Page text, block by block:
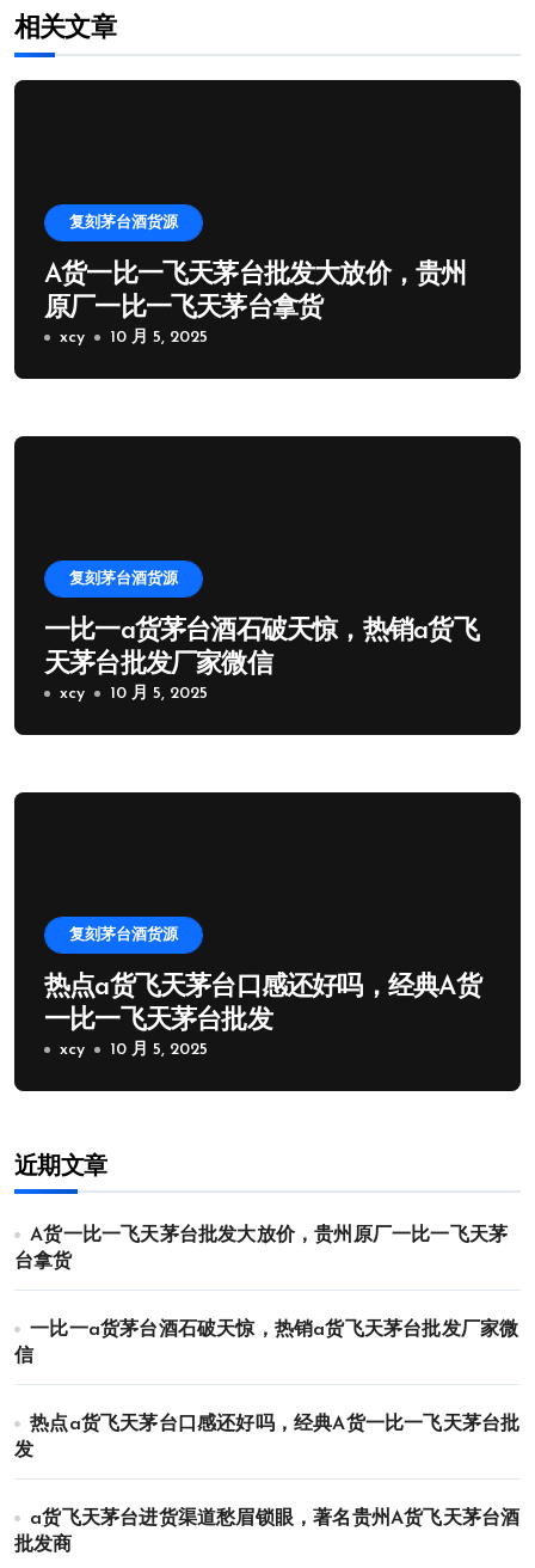
相关文章
复刻茅台酒货源
A货一比一飞天茅台批发大放价，贵州
原厂一比一飞天茅台拿货
xcy 10 月 5, 2025
复刻茅台酒货源
一比一a货茅台酒石破天惊，热销a货飞
天茅台批发厂家微信
xcy 10 月 5, 2025
复刻茅台酒货源
热点a货飞天茅台口感还好吗，经典A货
一比一飞天茅台批发
xcy 10 月 5, 2025
近期文章
A货一比一飞天茅台批发大放价，贵州原厂一比一飞天茅
台拿货
一比一a货茅台酒石破天惊，热销a货飞天茅台批发厂家微
信
热点a货飞天茅台口感还好吗，经典A货一比一飞天茅台批
发
a货飞天茅台进货渠道愁眉锁眼，著名贵州A货飞天茅台酒
批发商